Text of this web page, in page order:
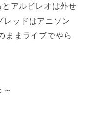
アルビレオは外せ
レッドはアニソン
ままライブでやら
～